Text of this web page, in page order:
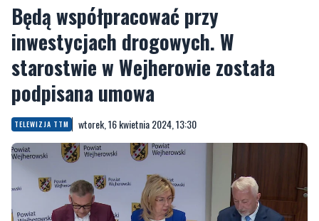
Będą współpracować przy
inwestycjach drogowych. W
starostwie w Wejherowie została
podpisana umowa
TELEWIZJA TTM wtorek, 16 kwietnia 2024, 13:30